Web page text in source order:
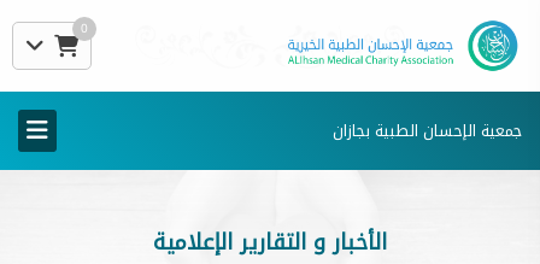
0
جمعية الإحسان الطبية بجازان
الأخبار و التقارير الإعلامية